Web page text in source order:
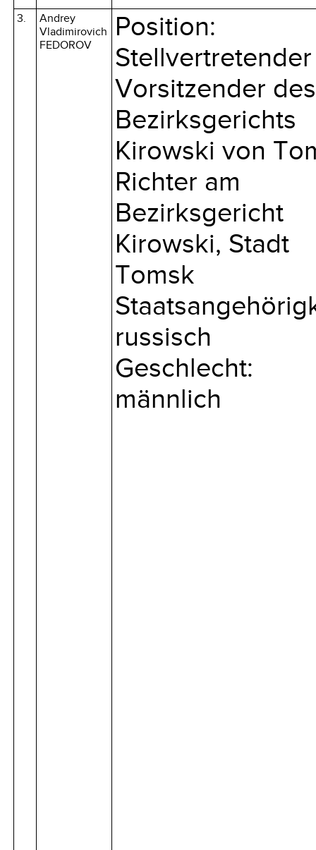
3.
Andrey
Vladimirovich
FEDOROV
Position:
Stellvertretender
Vorsitzender des
Bezirksgerichts
Kirowski von
Richter am
Bezirksgericht
Kirowski, Stadt
Tomsk
russisch
Geschlecht:
männlich